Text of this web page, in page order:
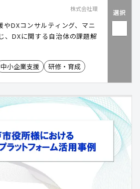
株式会社環
DXコンサルティング、マニ
、DXに関する自治体の課題解
中小企業支援 研修・育成
選択